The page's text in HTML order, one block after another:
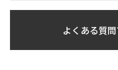
よくある質